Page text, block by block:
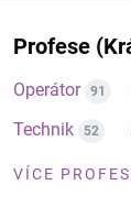
Profese
Operátor 91
Technik 52
VÍCE